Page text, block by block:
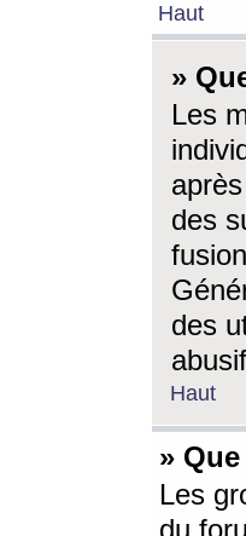
Haut
»
Les
des
des
Haut
»
Les